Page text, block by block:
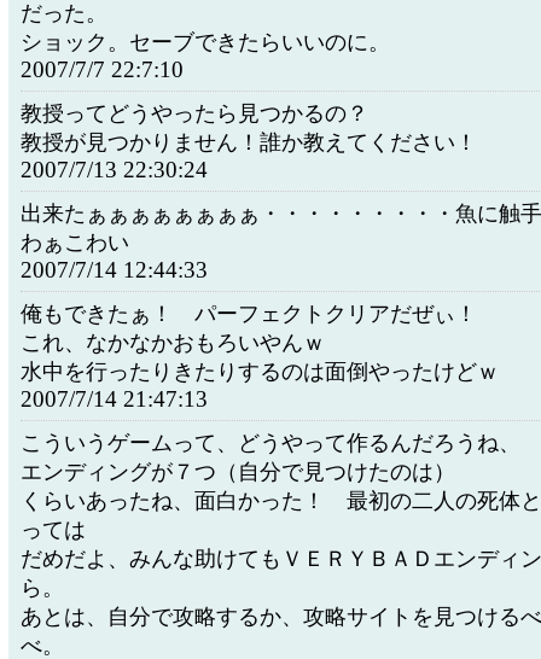
だった。
ショック。セーブできたらいいのに。
2007/7/7 22:7:10
教授ってどうやったら見つかるの？
教授が見つかりません！誰か教えてください！
2007/7/13 22:30:24
出来たぁぁぁぁぁぁぁぁ・・・・・・・・・魚に触
わぁこわい
2007/7/14 12:44:33
俺もできたぁ！ パーフェクトクリアだぜぃ！
これ、なかなかおもろいやんｗ
水中を行ったりきたりするのは面倒やったけどｗ
2007/7/14 21:47:13
こういうゲームって、どうやって作るんだろうね、
エンディングが７つ（自分で見つけたのは）
くらいあったね、面白かった！ 最初の二人の死体
っては
だめだよ、みんな助けてもＶＥＲＹＢＡＤエンディ
ら。
あとは、自分で攻略するか、攻略サイトを見つける
べ。